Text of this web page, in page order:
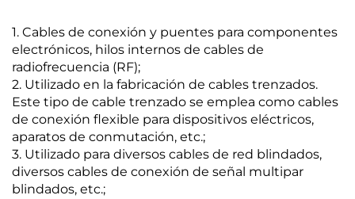
1. Cables de conexión y puentes para componentes
electrónicos, hilos internos de cables de
radiofrecuencia (RF);
2. Utilizado en la fabricación de cables trenzados.
Este tipo de cable trenzado se emplea como cables
de conexión flexible para dispositivos eléctricos,
aparatos de conmutación, etc.;
3. Utilizado para diversos cables de red blindados,
diversos cables de conexión de señal multipar
blindados, etc.;